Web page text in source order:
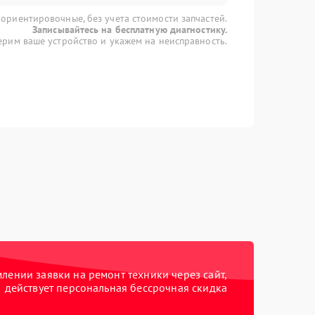
без учета стоимости запчастей.
Записывайтесь на бесплатную диагностику.
ваше устройство и укажем на неисправность.
заявки на ремонт техники через сайт,
действует персональная бессрочная скидка